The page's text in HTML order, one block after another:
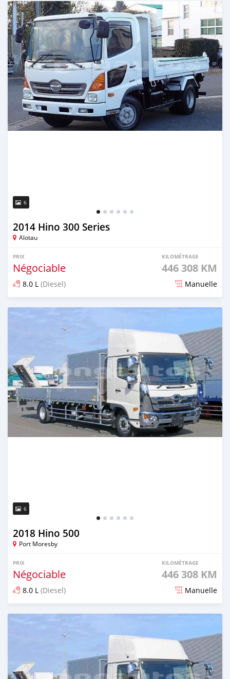
6
2014 Hino 300 Series
Alotau
PRIX
Négociable
KILOMÉTRAGE
446 308 KM
8.0 L (Diesel) Manuelle
Publié il y a 2 mois
6
2018 Hino 500
Port Moresby
PRIX
Négociable
KILOMÉTRAGE
446 308 KM
8.0 L (Diesel) Manuelle
Publié il y a 2 mois